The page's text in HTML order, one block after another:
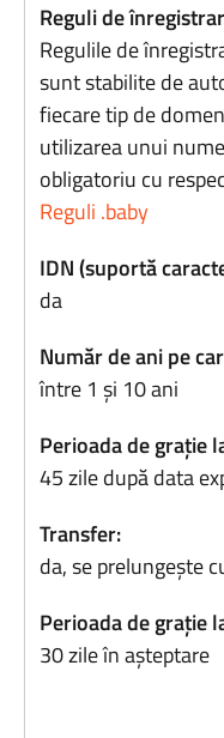
Reguli de
Regulile de
sunt stabilite de
fiecare tip de
utilizarea unui
obligatoriu cu
Reguli .baby
IDN (suportă
da
Număr de ani pe
între 1 și 10 ani
Perioada de grație
45 zile după data
Transfer:
da, se prelungește
Perioada de grație
30 zile în așteptare